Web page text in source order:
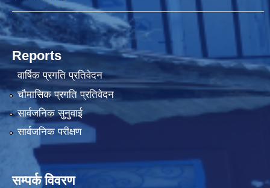
Reports
वार्षिक प्रगति प्रतिवेदन
चौमासिक प्रगति प्रतिवेदन
सार्वजनिक सुनुवाई
सार्वजनिक परीक्षण
सम्पर्क विवरण